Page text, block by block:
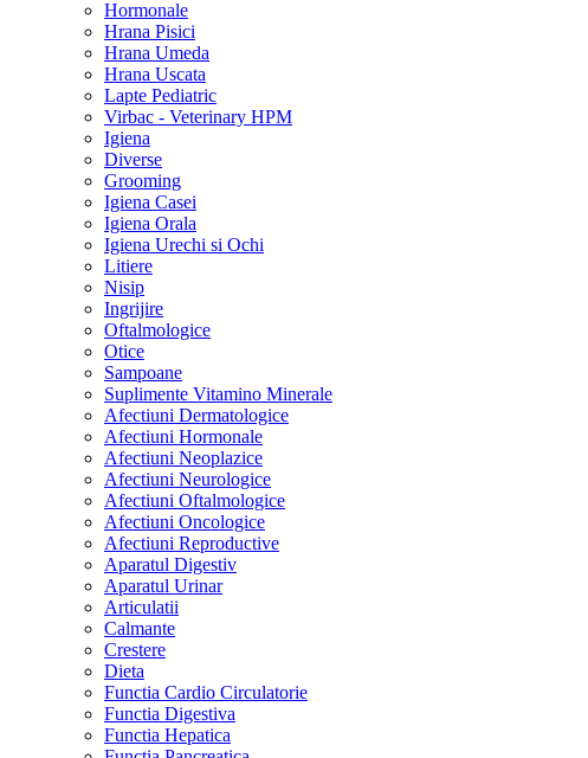
Hormonale
Hrana Pisici
Hrana Umeda
Hrana Uscata
Lapte Pediatric
Virbac - Veterinary HPM
Igiena
Diverse
Grooming
Igiena Casei
Igiena Orala
Igiena Urechi si Ochi
Litiere
Nisip
Ingrijire
Oftalmologice
Otice
Sampoane
Suplimente Vitamino Minerale
Afectiuni Dermatologice
Afectiuni Hormonale
Afectiuni Neoplazice
Afectiuni Neurologice
Afectiuni Oftalmologice
Afectiuni Oncologice
Afectiuni Reproductive
Aparatul Digestiv
Aparatul Urinar
Articulatii
Calmante
Crestere
Dieta
Functia Cardio Circulatorie
Functia Digestiva
Functia Hepatica